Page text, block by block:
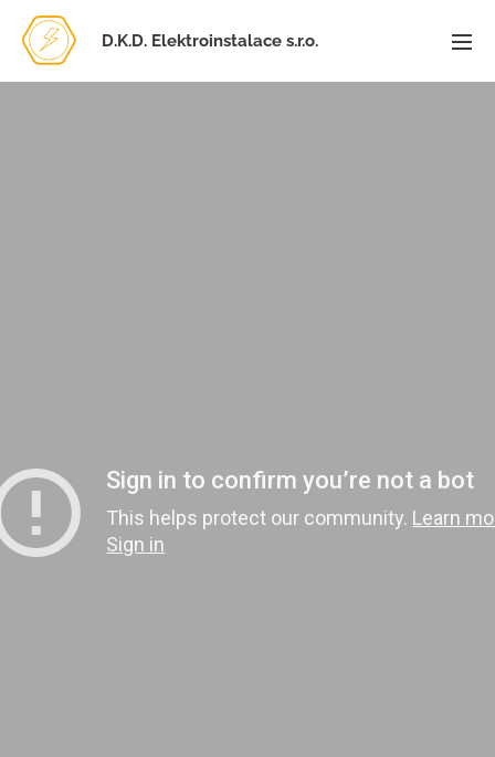
D.K.D. Elektroinstalace s.r.o.